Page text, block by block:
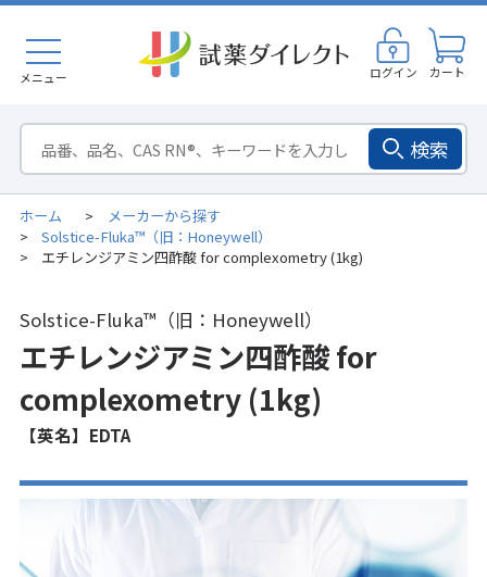
メニュー ログイン カート
検索
ホーム > メーカーから探す
> Solstice-Fluka™（旧：Honeywell）
> エチレンジアミン四酢酸 for complexometry (1kg)
Solstice-Fluka™（旧：Honeywell）
エチレンジアミン四酢酸 for
complexometry (1kg)
【英名】EDTA